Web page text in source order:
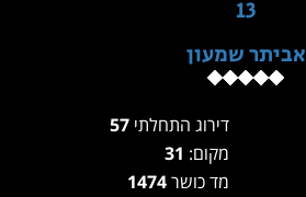
13
אביתר שמעון
דירוג התחלתי
מקום:
מד כושר